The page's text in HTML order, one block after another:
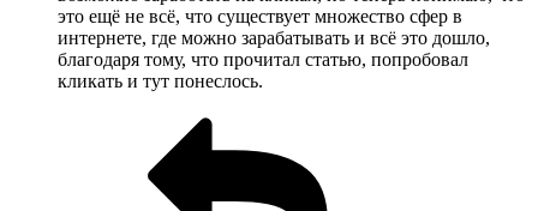
это ещё не всё, что существует множество сфер в
интернете, где можно зарабатывать и всё это дошло,
благодаря тому, что прочитал статью, попробовал
кликать и тут понеслось.